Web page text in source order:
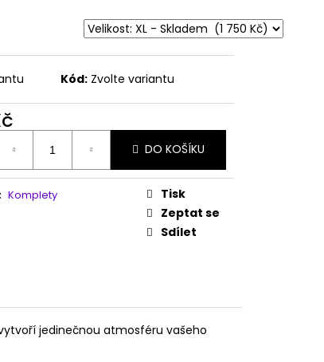
Kód: Zvolte variantu
DO KOŠÍKU
: Komplety
Tisk
Zeptat se
Sdílet
jedinečnou atmosféru vašeho